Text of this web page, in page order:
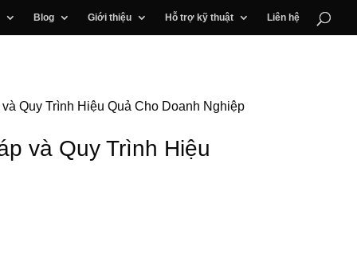
Blog Giới thiệu Hỗ trợ kỹ thuật Liên hệ
Quy Trình Hiệu Quả Cho Doanh Nghiệp
và Quy Trình Hiệu